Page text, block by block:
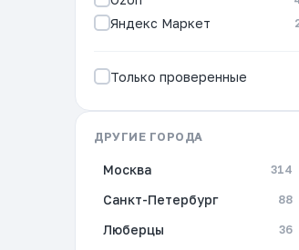
Яндекс Маркет
Только проверенные
ДРУГИЕ ГОРОДА
Москва 314
Санкт-Петербург 88
Люберцы 36